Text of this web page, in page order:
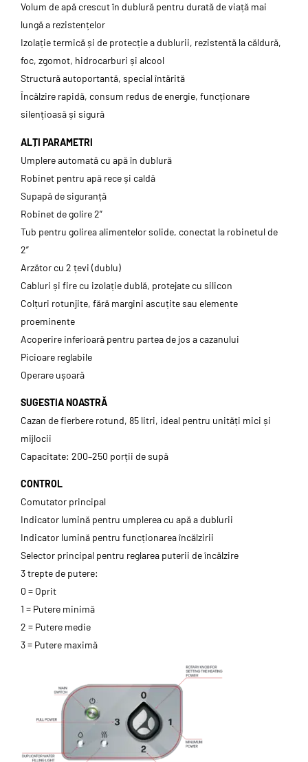
Volum de apă crescut în dublură pentru durată de viață mai
lungă a rezistențelor
Izolație termică și de protecție a dublurii, rezistentă la căldură,
foc, zgomot, hidrocarburi și alcool
Structură autoportantă, special întărită
Încălzire rapidă, consum redus de energie, funcționare
silențioasă și sigură
ALȚI PARAMETRI
Umplere automată cu apă în dublură
Robinet pentru apă rece și caldă
Supapă de siguranță
Robinet de golire 2”
Tub pentru golirea alimentelor solide, conectat la robinetul de
2”
Arzător cu 2 țevi (dublu)
Cabluri și fire cu izolație dublă, protejate cu silicon
Colțuri rotunjite, fără margini ascuțite sau elemente
proeminente
Acoperire inferioară pentru partea de jos a cazanului
Picioare reglabile
Operare ușoară
SUGESTIA NOASTRĂ
Cazan de fierbere rotund, 85 litri, ideal pentru unități mici și
mijlocii
Capacitate: 200–250 porții de supă
CONTROL
Comutator principal
Indicator lumină pentru umplerea cu apă a dublurii
Indicator lumină pentru funcționarea încălzirii
Selector principal pentru reglarea puterii de încălzire
3 trepte de putere:
0 = Oprit
1 = Putere minimă
2 = Putere medie
3 = Putere maximă